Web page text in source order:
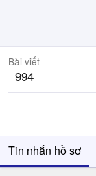
Bài viết
994
Tin nhắn hồ sơ